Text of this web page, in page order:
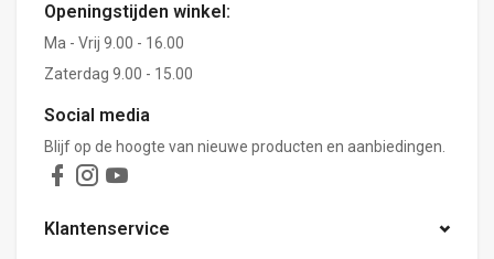
Openingstijden winkel:
Ma - Vrij 9.00 - 16.00
Zaterdag 9.00 - 15.00
Social media
Blijf op de hoogte van nieuwe producten en aanbiedingen.
Klantenservice